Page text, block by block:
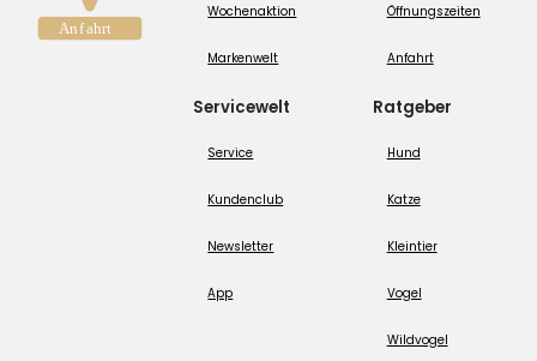
Wochenaktion
Markenwelt
Servicewelt
Service
Kundenclub
Newsletter
App
Öffnungszeiten
Anfahrt
Ratgeber
Hund
Katze
Kleintier
Vogel
Wildvogel